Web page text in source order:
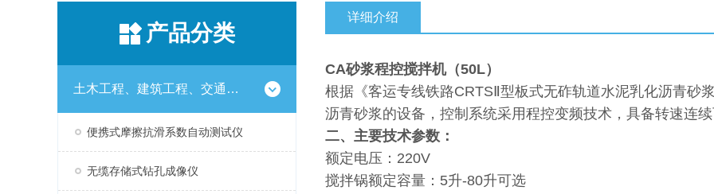
产品分类
土木工程、建筑工程、交通工程试验仪器设备系列
便携式摩擦抗滑系数自动测试仪
无缆存储式钻孔成像仪
详细介绍
CA砂浆程控搅拌机（50L）
根据《客运专线铁路CRTSⅡ型板式无砟轨道水泥乳化沥青砂
沥青砂浆的设备，控制系统采用程控变频技术，具备转速连
二、主要技术参数：
额定电压：220V
搅拌锅额定容量：5升-80升可选